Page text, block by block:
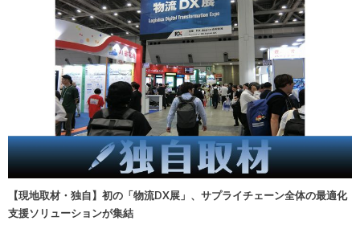
【現地取材・独自】初の「物流DX展」、サプライチェーン全体の最適化
支援ソリューションが集結